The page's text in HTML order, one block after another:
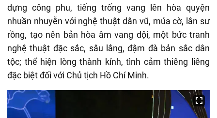
dựng công phu, tiếng trống vang lên hòa quyện
nhuần nhuyễn với nghệ thuật dân vũ, múa cờ, lân sư
rồng, tạo nên bản hòa âm vang dội, một bức tranh
nghệ thuật đặc sắc, sâu lắng, đậm đà bản sắc dân
tộc; thể hiện lòng thành kính, tình cảm thiêng liêng
đặc biệt đối với Chủ tịch Hồ Chí Minh.